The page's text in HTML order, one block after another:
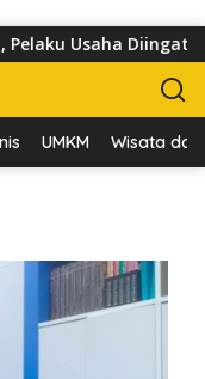
Usaha
UMKM Wisata dan